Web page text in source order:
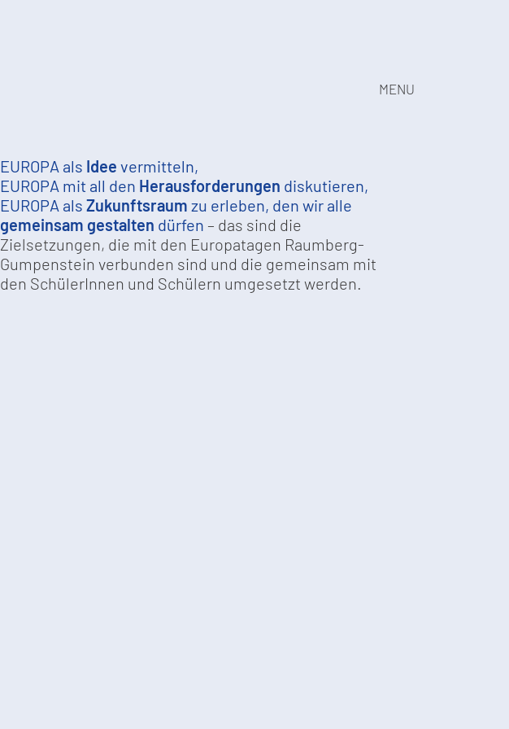
MENU
EUROPA als Idee vermitteln,
EUROPA mit all den Herausforderungen diskutieren,
EUROPA als Zukunftsraum zu erleben, den wir alle
gemeinsam gestalten dürfen – das sind die
Zielsetzungen, die mit den Europatagen Raumberg-
Gumpenstein verbunden sind und die gemeinsam mit
den SchülerInnen und Schülern umgesetzt werden.